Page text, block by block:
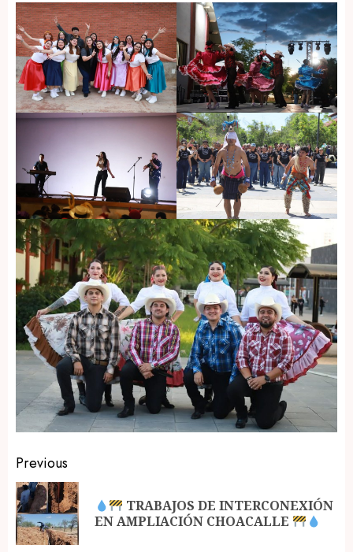
Post
navigation
Previous
TRABAJOS DE INTERCONEXIÓN
EN AMPLIACIÓN CHOACALLE